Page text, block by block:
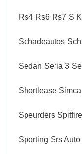
Rs4 Rs6 Rs7 S
Schadeautos
Sedan Seria 3
Shortlease Simca
Speurders
Sporting Srs Auto